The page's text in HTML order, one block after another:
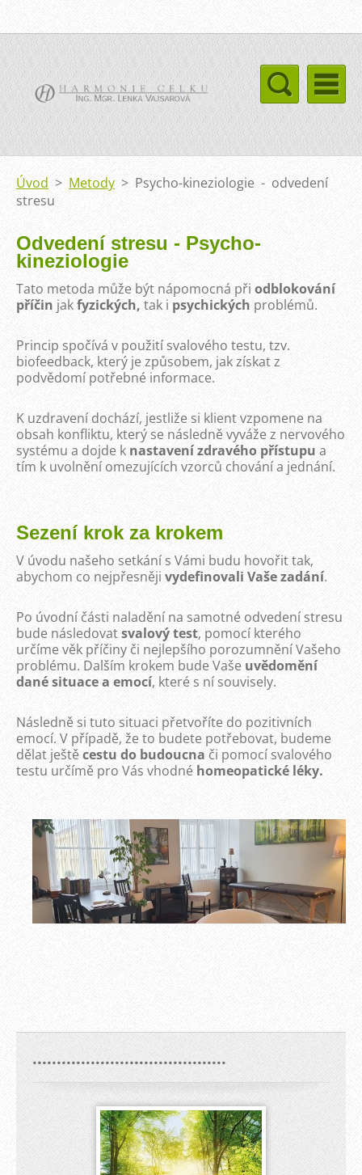
Úvod > Metody > Psycho-kineziologie - odvedení
stresu
Odvedení stresu - Psycho-
kineziologie
Tato metoda může být nápomocná při odblokování
příčin jakfyzických, tak i psychických problémů.
Princip spočívá v použití svalového testu, tzv.
biofeedback, který je způsobem, jak získat z
podvědomí potřebné informace.
K uzdravení dochází, jestliže si klient vzpomene na
obsah konfliktu, který se následně vyváže z nervového
systému a dojde k nastavení zdravého přístupu a
tím k uvolnění omezujících vzorců chování a jednání.
Sezení krok za krokem
V úvodu našeho setkání s Vámi budu hovořit tak,
abychom co nejpřesněji vydefinovali Vaše zadání.
Po úvodní části naladění na samotné odvedení stresu
bude následovatsvalový test, pomocí kterého
určíme věk příčiny či nejlepšího porozumnění Vašeho
problému. Dalším krokem bude Vaše uvědomění
dané situace a emocí, které s ní souvisely.
Následně si tuto situaci přetvoříte do pozitivních
emocí. V případě, že to budete potřebovat, budeme
dělat ještěcestu do budoucna či pomocí svalového
testu určímě pro Vás vhodné homeopatické léky.
........................................